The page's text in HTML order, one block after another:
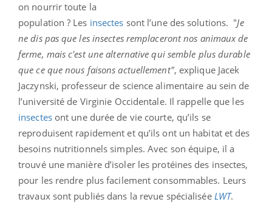
on nourrir toute la
population ? Les insectes sont l’une des solutions. "Je
ne dis pas que les insectes remplaceront nos animaux de
ferme, mais c'est une alternative qui semble plus durable
que ce que nous faisons actuellement", explique Jacek
Jaczynski, professeur de science alimentaire au sein de
l’université de Virginie Occidentale. Il rappelle que les
insectesont une durée de vie courte, qu’ils se
reproduisent rapidement et qu’ils ont un habitat et des
besoins nutritionnels simples. Avec son équipe, il a
trouvé une manière d’isoler les protéines des insectes,
pour les rendre plus facilement consommables. Leurs
travaux sont publiés dans la revue spécialisée LWT.